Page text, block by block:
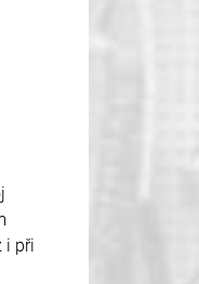
i při